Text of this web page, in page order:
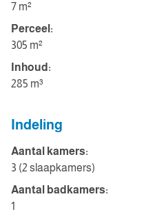
7 m²
Perceel:
305 m²
Inhoud:
285 m³
Indeling
Aantal kamers:
3 (2 slaapkamers)
Aantal badkamers:
1